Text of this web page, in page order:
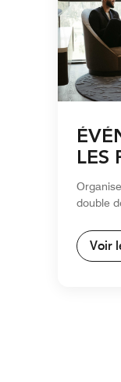
LES
double
Voir